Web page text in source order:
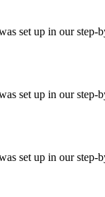
set up in our
set up in our
set up in our